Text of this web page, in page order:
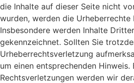
die Inhalte auf dieser Seite nicht
wurden, werden die
Insbesondere werden Inhalte
gekennzeichnet. Sollten Sie
Urheberrechtsverletzung
um einen entsprechenden
Rechtsverletzungen werden wir